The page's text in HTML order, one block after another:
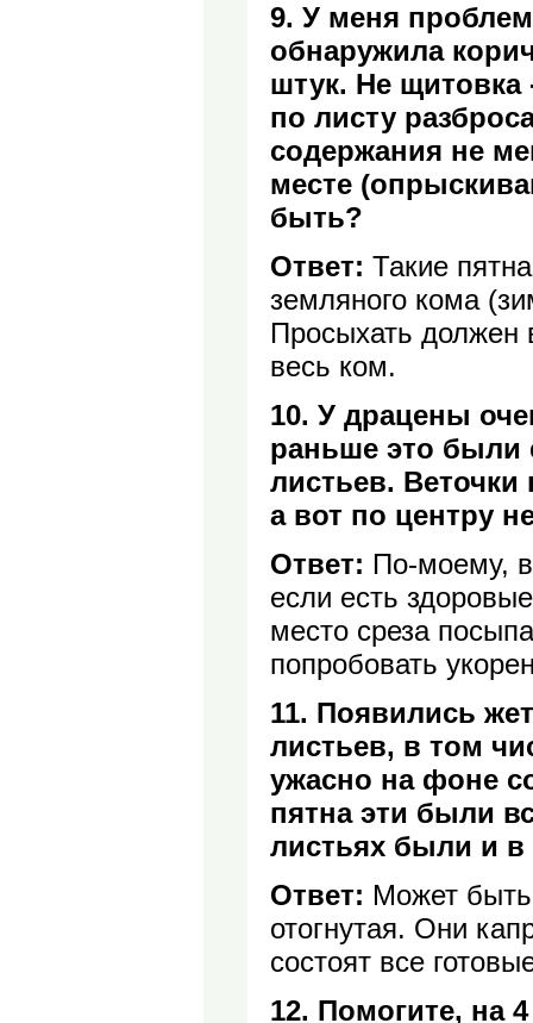
9. У меня
обнаружила
штук. Не щитовка
по листу
содержания не
месте
быть?
Ответ: Такие
земляного кома
Просыхать должен
весь ком.
10. У драцены
раньше это были
листьев. Веточки
а вот по центру
Ответ: По-моему,
если есть
место среза
попробовать
11. Появились
листьев, в том
ужасно на фоне
пятна эти были
листьях были и в
Ответ: Может
отогнутая. Они
состоят все
12. Помогите, на